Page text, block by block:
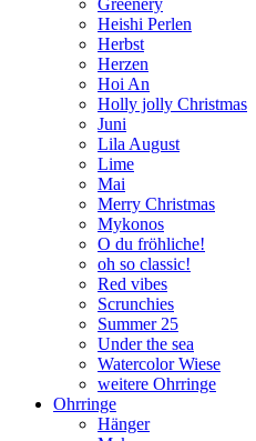
Heishi Perlen
Herbst
Herzen
Hoi An
Holly jolly Christmas
Juni
Lila August
Lime
Mai
Merry Christmas
Mykonos
O du fröhliche!
oh so classic!
Red vibes
Scrunchies
Summer 25
Under the sea
Watercolor Wiese
weitere Ohrringe
Ohrringe
Hänger